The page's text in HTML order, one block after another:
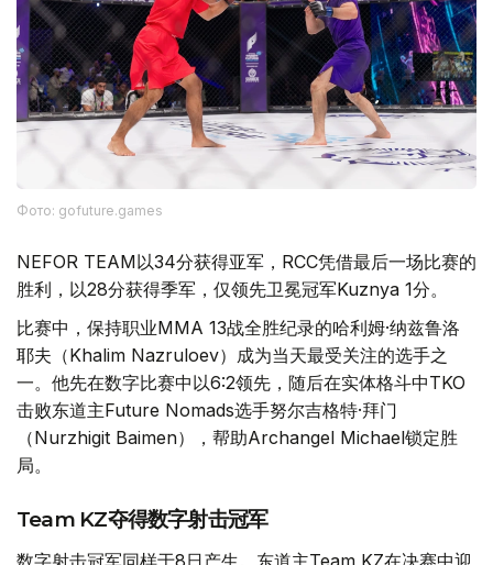
Фото: gofuture.games
NEFOR TEAM以34分获得亚军，RCC凭借最后一场比赛的
胜利，以28分获得季军，仅领先卫冕冠军Kuznya 1分。
比赛中，保持职业MMA 13战全胜纪录的哈利姆·纳兹鲁洛
耶夫（Khalim Nazruloev）成为当天最受关注的选手之
一。他先在数字比赛中以6:2领先，随后在实体格斗中TKO
击败东道主Future Nomads选手努尔吉格特·拜门
（Nurzhigit Baimen），帮助Archangel Michael锁定胜
局。
Team KZ夺得数字射击冠军
数字射击冠军同样于8日产生。东道主Team KZ在决赛中迎